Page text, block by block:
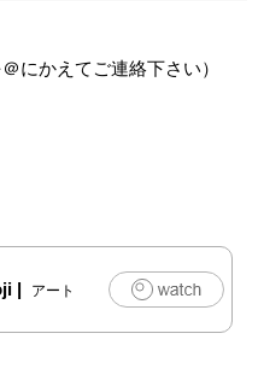
にかえてご連絡下さい）
|
アート